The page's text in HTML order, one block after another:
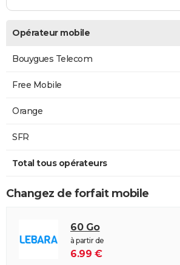
Opérateur mobile
Bouygues Telecom
Free Mobile
Orange
SFR
Total tous opérateurs
Changez de forfait mobile
60 Go
à partir de
6.99 €